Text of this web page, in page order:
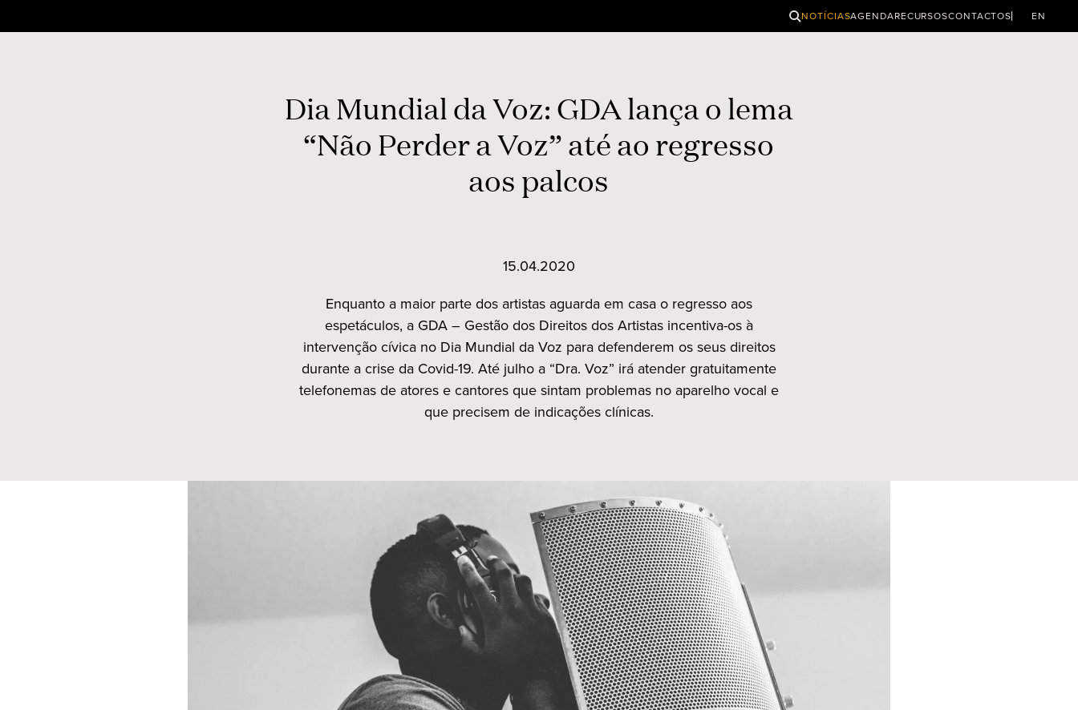
PESQUISAR
NOTÍCIASAGENDARECURSOSCONTACTOS EN
Dia Mundial da Voz: GDA lança o lema
“Não Perder a Voz” até ao regresso
aos palcos
15.04.2020
Enquanto a maior parte dos artistas aguarda em casa o regresso aos
espetáculos, a GDA – Gestão dos Direitos dos Artistas incentiva-os à
intervenção cívica no Dia Mundial da Voz para defenderem os seus direitos
durante a crise da Covid-19. Até julho a “Dra. Voz” irá atender gratuitamente
telefonemas de atores e cantores que sintam problemas no aparelho vocal e
que precisem de indicações clínicas.